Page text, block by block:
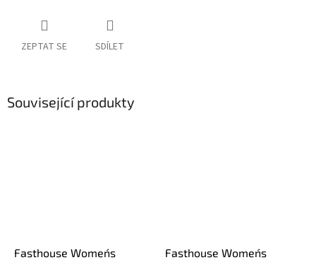
ZEPTAT SE SDÍLET
Související produkty
Fasthouse Women´s
Fasthouse Women´s